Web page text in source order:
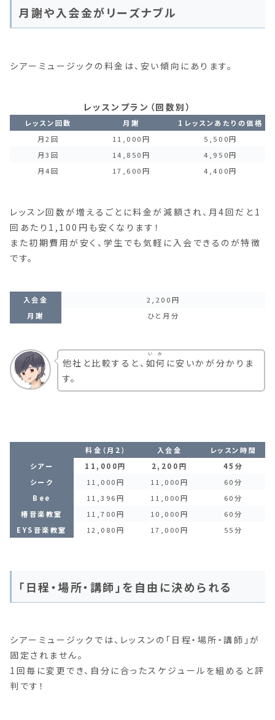
月謝や入会金がリーズナブル
シアーミュージックの料金は、安い傾向にあります。
レッスンプラン（回数別）
レッスン回数 月謝
1レッスンあたりの価格
月2回
11,000円
5,500円
月3回
14,850円
4,950円
月4回
17,600円 4,400円
レッスン回数が増えるごとに料金が減額され、月4回だと1
回あたり1,100円も安くなります！
また初期費用が安く、学生でも気軽に入会できるのが特徴
です。
入会金
2,200円
月謝
ひと月分
他社と比較すると、 如何
いか
に安いかが分かりま
す。
料金（月2） 入会金
レッスン時間
シアー
11,000円 2,200円
45分
シーク
11,000円 11,000円
60分
Bee
11,396円 11,000円
60分
椿音楽教室
11,700円 10,000円
60分
EYS音楽教室
12,080円 17,000円 55分
「日程・場所・講師」を自由に決められる
シアーミュージックでは、レッスンの「日程・場所・講師」が
固定されません。
1回毎に変更でき、自分に合ったスケジュールを組めると評
判です！